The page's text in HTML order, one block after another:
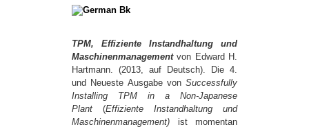
TPM, Effiziente Instandhaltung und
Maschinenmanagementvon Edward H.
Hartmann. (2013, auf Deutsch). Die 4.
und Neueste Ausgabe von Successfully
Installing TPM in a Non-Japanese
Plant (Effiziente Instandhaltung und
Maschinenmanagement) ist momentan